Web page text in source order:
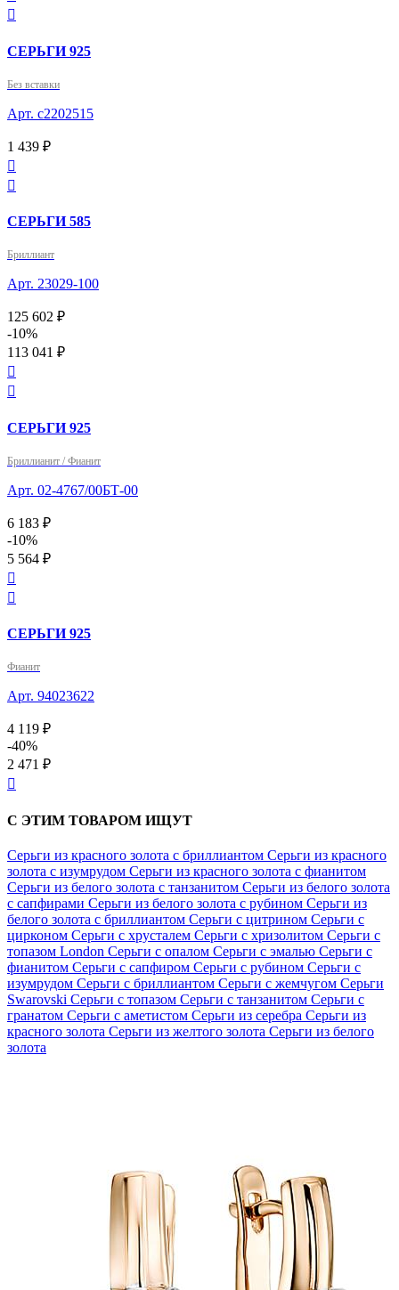

СЕРЬГИ 925
Без вставки
Арт. с2202515
1 439 ₽


СЕРЬГИ 585
Бриллиант
Арт. 23029-100
125 602 ₽
-10%
113 041 ₽


СЕРЬГИ 925
Бриллианит / Фианит
Арт. 02-4767/00БТ-00
6 183 ₽
-10%
5 564 ₽


СЕРЬГИ 925
Фианит
Арт. 94023622
4 119 ₽
-40%
2 471 ₽

С ЭТИМ ТОВАРОМ ИЩУТ
Серьги из красного золота с бриллиантом Серьги из красного
золота с изумрудом Серьги из красного золота с фианитом
Серьги из белого золота с танзанитом Серьги из белого золота
с сапфирами Серьги из белого золота с рубином Серьги из
белого золота с бриллиантом Серьги с цитрином Серьги с
цирконом Серьги с хрусталем Серьги с хризолитом Серьги с
топазом London Серьги с опалом Серьги с эмалью Серьги с
фианитом Серьги с сапфиром Серьги с рубином Серьги с
изумрудом Серьги с бриллиантом Серьги с жемчугом Серьги
Swarovski Серьги с топазом Серьги с танзанитом Серьги с
гранатом Серьги с аметистом Серьги из серебра Серьги из
красного золота Серьги из желтого золота Серьги из белого
золота